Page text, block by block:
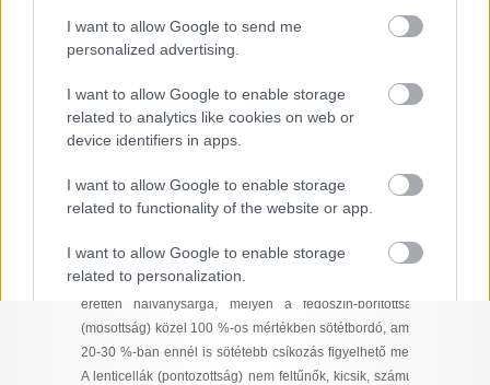
I want to allow Google to send me
personalized advertising.
I want to allow Google to enable storage
related to analytics like cookies on web or
device identifiers in apps.
I want to allow Google to enable storage
related to functionality of the website or app.
I want to allow Google to enable storage
related to personalization.
I want to allow Google to enable storage
related to security, including authentication
functionality and fraud prevention, and other
További régies és egyéb nevei: Bikaalma, Kékalma,
Rouge de Simonffy.
Elsőrendű asztali- piaci és háztartási alma. Jól tárolható
gyümölcsű, nem igényes, a betegségekre azonban
Gyümölcse átlagosan legfeljebb középnagy, de sokszor
alakja kissé lapított gömb. Héja vékony, de erős, felszíne
hamvas, ledörzsölve fénylő (nem viaszos). Alapszíne
éretten halványsárga, melyen a fedőszín-borítottság
(mosottság) közel 100 %-os mértékben sötétbordó, amin
20-30 %-ban ennél is sötétebb csíkozás figyelhető meg.
A lenticellák (pontozottság) nem feltűnők, kicsik, számuk